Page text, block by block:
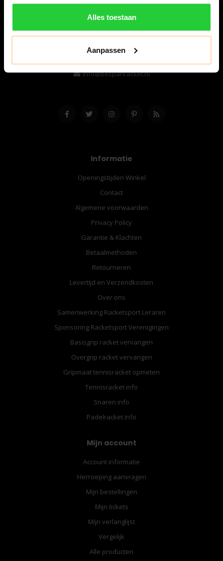
Alles toestaan
Aanpassen
Snijdersstraat 6
8224 AA Lelystad
Nederland
06-57276080
info@bespanracket.nl
Informatie
Openingstijden Winkel
Contact
Algemene voorwaarden
Privacy Policy
Garantie & Klachten
Betaalmethoden
Retourneren
Levertijd en Verzendkosten
Over ons
Samenwerking Racketsport Leraren
Sponsoring Racketsport Verenigingen
Basisgrip racket vervangen
Overgrip racket vervangen
Gripmaat tennisracket opmeten
Tennisracket info
Snaren info
Padelracket Info
Mijn account
Account informatie
Herroeping aanvragen
Mijn bestellingen
Mijn tickets
Mijn verlanglijst
Vergelijk
Alle producten